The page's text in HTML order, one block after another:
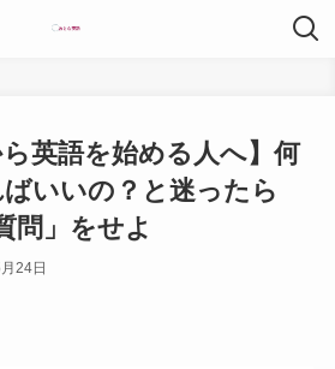
ら英語を始める人へ】何
いいの？と迷ったら
問」をせよ
24日